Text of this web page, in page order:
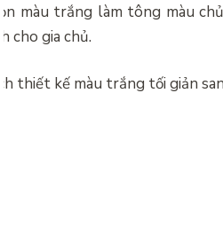
màu trắng làm tông màu
cho gia chủ.